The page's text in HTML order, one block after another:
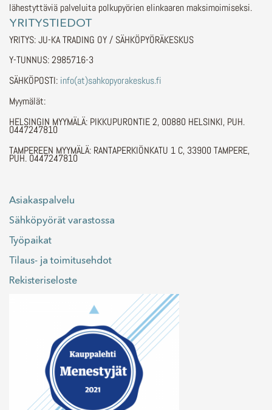
lähestyttäviä palveluita polkupyörien elinkaaren maksimoimiseksi.
YRITYSTIEDOT
YRITYS: JU-KA TRADING OY / SÄHKÖPYÖRÄKESKUS
Y-TUNNUS: 2985716-3
SÄHKÖPOSTI: info(at)sahkopyorakeskus.fi
Myymälät:
HELSINGIN MYYMÄLÄ: PIKKUPURONTIE 2, 00880 HELSINKI, PUH.
0447247810
TAMPEREEN MYYMÄLÄ: RANTAPERKIÖNKATU 1 C, 33900 TAMPERE,
PUH. 0447247810
Asiakaspalvelu
Sähköpyörät varastossa
Työpaikat
Tilaus- ja toimitusehdot
Rekisteriseloste